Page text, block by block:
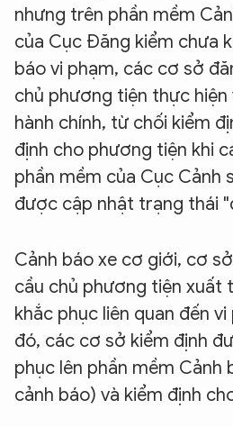
nhưng trên phần mềm
của Cục Đăng kiểm chưa
báo vi phạm, các cơ sở
chủ phương tiện thực hiện
hành chính, từ chối kiểm
định cho phương tiện khi
phần mềm của Cục Cảnh
được cập nhật trạng thái
Cảnh báo xe cơ giới, cơ
cầu chủ phương tiện xuất
khắc phục liên quan đến
đó, các cơ sở kiểm định
phục lên phần mềm Cảnh
cảnh báo) và kiểm định